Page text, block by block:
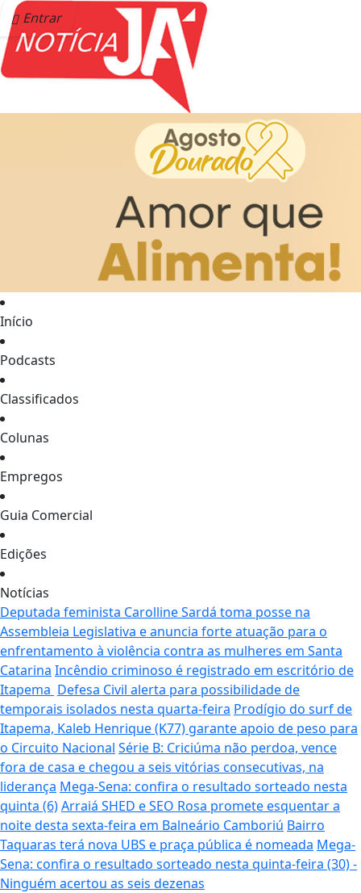
Entrar
Início
Podcasts
Classificados
Colunas
Empregos
Guia Comercial
Edições
Notícias
Deputada feminista Carolline Sardá toma posse na
Assembleia Legislativa e anuncia forte atuação para o
enfrentamento à violência contra as mulheres em Santa
Catarina Incêndio criminoso é registrado em escritório de
Itapema Defesa Civil alerta para possibilidade de
temporais isolados nesta quarta-feira Prodígio do surf de
Itapema, Kaleb Henrique (K77) garante apoio de peso para
o Circuito Nacional Série B: Criciúma não perdoa, vence
fora de casa e chegou a seis vitórias consecutivas, na
liderança Mega-Sena: confira o resultado sorteado nesta
quinta (6)Arraiá SHED e SEO Rosa promete esquentar a
noite desta sexta-feira em Balneário Camboriú Bairro
Taquaras terá nova UBS e praça pública é nomeada Mega-
Sena: confira o resultado sorteado nesta quinta-feira (30) -
Ninguém acertou as seis dezenas